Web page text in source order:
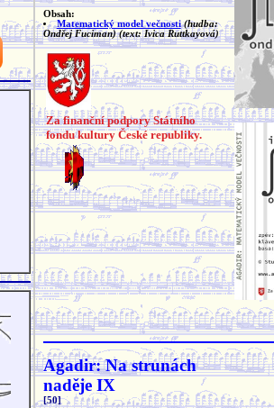
Obsah:
Matematický model večnosti (hudba:
Ondřej Fuciman) (text: Ivica Ruttkayová)
Za finanční podpory Státního
fondu kultury České republiky.
Agadir: Na strunách
naděje IX
[50]